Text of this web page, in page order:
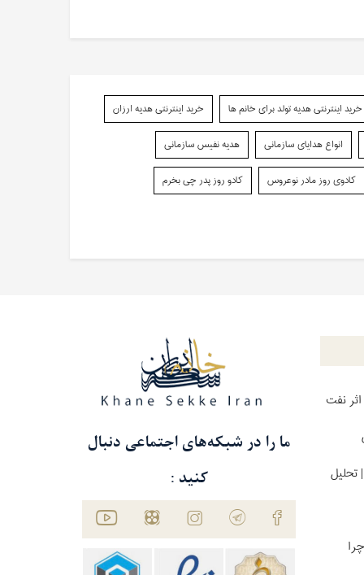
خرید اینترنتی هدیه تولد برای خانم ها خرید اینترنتی هدیه ارزان
انواع هدایای سازمانی هدیه نفیس سازمانی
کادوی روز مادر نوعروس کادو روز پدر چی بخرم
نفت
تحلیل
ما را در شبکه‌های اجتماعی دنبال
کنید :